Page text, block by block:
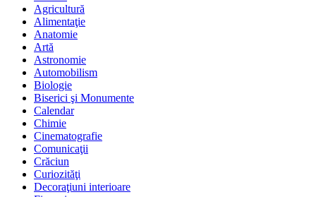
Agricultură
Alimentaţie
Anatomie
Artă
Astronomie
Automobilism
Biologie
Biserici şi Monumente
Calendar
Chimie
Cinematografie
Comunicaţii
Crăciun
Curiozităţi
Decoraţiuni interioare